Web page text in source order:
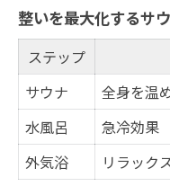
整いを最大化するサ
ステップ
サウナ
全身を温
水風呂
急冷効果
外気浴
リラック